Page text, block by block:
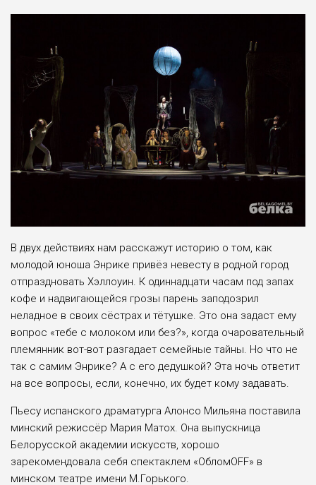
В двух действиях нам расскажут историю о том, как
молодой юноша Энрике привёз невесту в родной город
отпраздновать Хэллоуин. К одиннадцати часам под запах
кофе и надвигающейся грозы парень заподозрил
неладное в своих сёстрах и тётушке. Это она задаст ему
вопрос «тебе с молоком или без?», когда очаровательный
племянник вот-вот разгадает семейные тайны. Но что не
так с самим Энрике? А с его дедушкой? Эта ночь ответит
на все вопросы, если, конечно, их будет кому задавать.
Пьесу испанского драматурга Алонсо Мильяна поставила
минский режиссёр Мария Матох. Она выпускница
Белорусской академии искусств, хорошо
зарекомендовала себя спектаклем «ОбломOFF» в
минском театре имени М.Горького.